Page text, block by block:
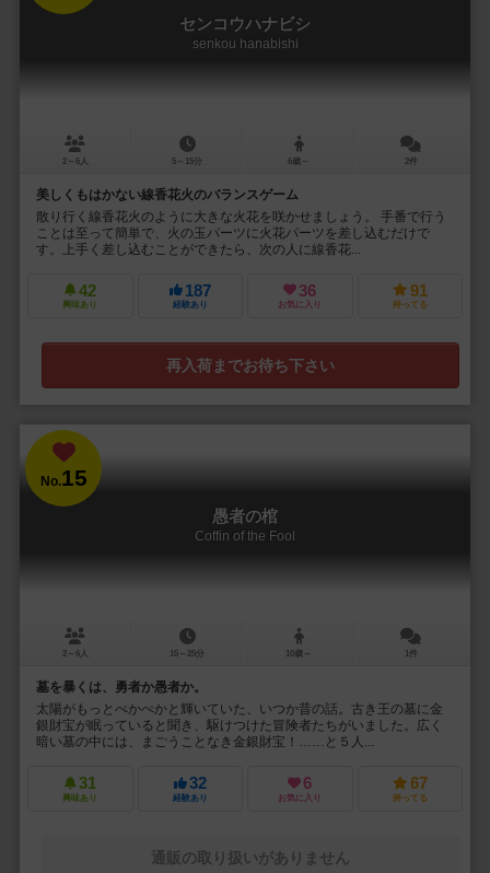
センコウハナビシ
senkou hanabishi
2～6人 5～15分 6歳～ 2件
美しくもはかない線香花火のバランスゲーム
散り行く線香花火のように大きな火花を咲かせましょう。 手番で行う
ことは至って簡単で、火の玉パーツに火花パーツを差し込むだけで
す。上手く差し込むことができたら、次の人に線香花...
42
興味あり
187
経験あり
36
お気に入り
91
持ってる
再入荷までお待ち下さい
No.15
愚者の棺
Coffin of the Fool
2～6人 15～25分 10歳～ 1件
墓を暴くは、勇者か愚者か。
太陽がもっとぺかぺかと輝いていた、いつか昔の話。古き王の墓に金
銀財宝が眠っていると聞き、駆けつけた冒険者たちがいました。広く
暗い墓の中には、まごうことなき金銀財宝！……と５人...
31
興味あり
32
経験あり
6
お気に入り
67
持ってる
通販の取り扱いがありません